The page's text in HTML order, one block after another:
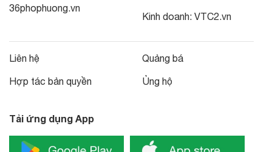
36phophuong.vn
Kinh doanh: VTC2.vn
Liên hệ
Hợp tác bản quyền
Quảng bá
Ủng hộ
Tải ứng dụng App